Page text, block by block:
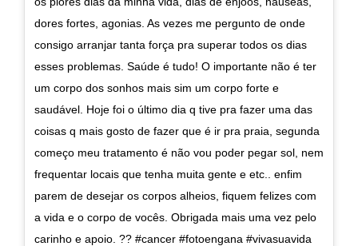
dores fortes, agonias. As vezes me pergunto de onde
consigo arranjar tanta força pra superar todos os dias
esses problemas. Saúde é tudo! O importante não é ter
um corpo dos sonhos mais sim um corpo forte e
saudável. Hoje foi o último dia q tive pra fazer uma das
coisas q mais gosto de fazer que é ir pra praia, segunda
começo meu tratamento é não vou poder pegar sol, nem
frequentar locais que tenha muita gente e etc.. enfim
parem de desejar os corpos alheios, fiquem felizes com
a vida e o corpo de vocês. Obrigada mais uma vez pelo
carinho e apoio. ?? #cancer #fotoengana #vivasuavida